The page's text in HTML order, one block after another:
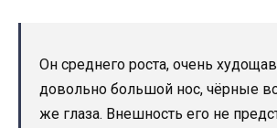
Он среднего роста, очень
довольно большой нос, чёрные
же глаза. Внешность его не